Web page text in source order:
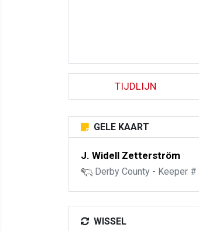
TIJDLIJN
GELE KAART
J. Widell Zetterström
Derby County - Keeper #
WISSEL